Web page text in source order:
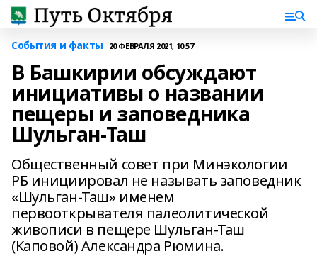
События и факты 20 ФЕВРАЛЯ 2021, 10:57
В Башкирии обсуждают
инициативы о названии
пещеры и заповедника
Шульган-Таш
Общественный совет при Минэкологии
РБ инициировал не называть заповедник
«Шульган-Таш» именем
первооткрывателя палеолитической
живописи в пещере Шульган-Таш
(Каповой) Александра Рюмина.